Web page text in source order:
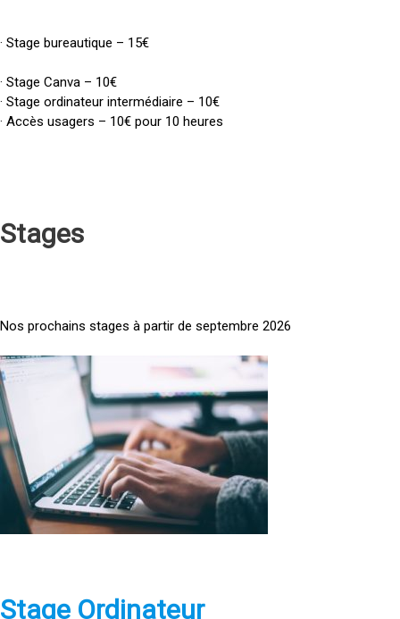
· Stage bureautique – 15€
· Stage Canva – 10€
· Stage ordinateur intermédiaire – 10€
· Accès usagers – 10€ pour 10 heures
Stages
Nos prochains stages à partir de septembre 2026
<
a
h
e
f
pStage Ordinateur